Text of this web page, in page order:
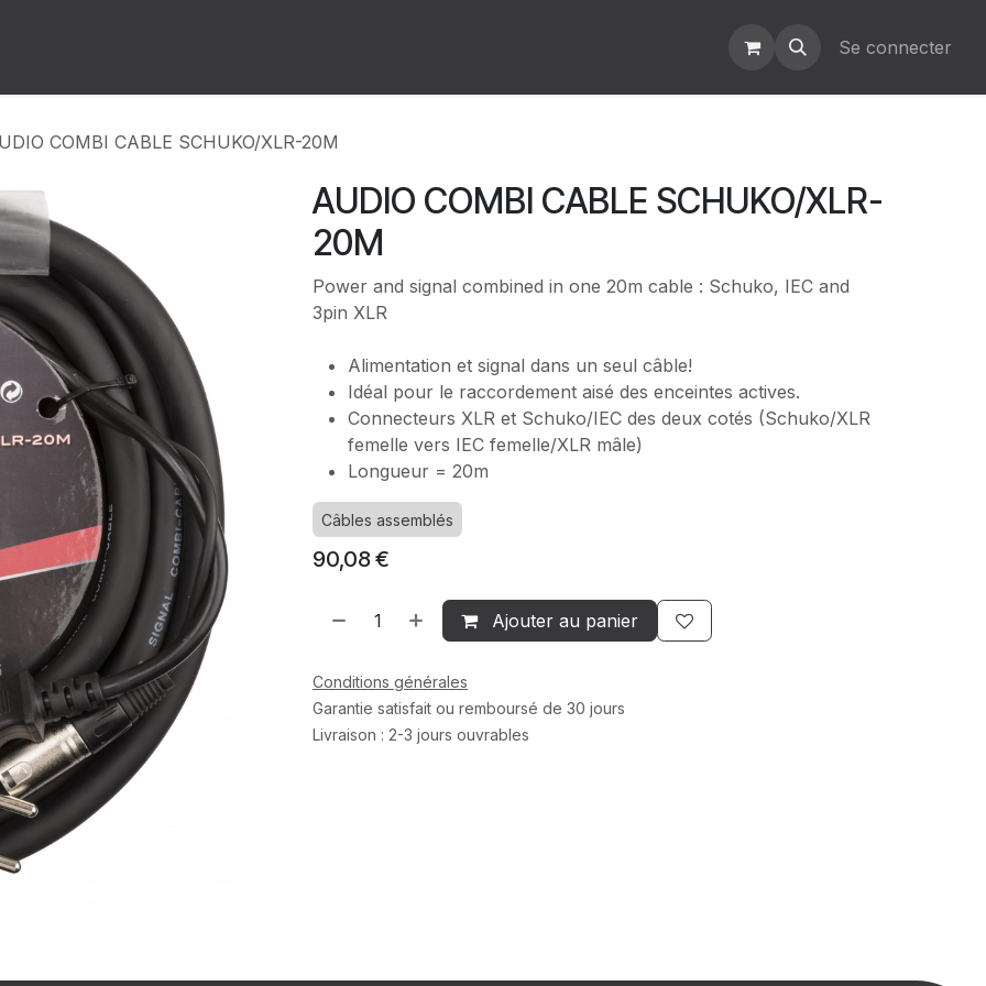
Se connecter
COMBI CABLE SCHUKO/XLR-20M
AUDIO COMBI CABLE SCHUKO/XLR-
20M
Power and signal combined in one 20m cable : Schuko, IEC and
3pin XLR
Alimentation et signal dans un seul câble!
Idéal pour le raccordement aisé des enceintes actives.
Connecteurs XLR et Schuko/IEC des deux cotés (Schuko/XLR
femelle vers IEC femelle/XLR mâle)
Longueur = 20m
Câbles assemblés
90,08€
Ajouter au panier
Conditions générales
Garantie satisfait ou remboursé de 30 jours
Livraison : 2-3 jours ouvrables